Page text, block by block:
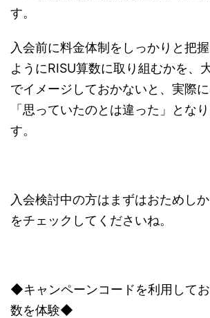
す。
入会前に料金体制をしっかりと把
ようにRISU算数に取り組むかを、
でイメージしておかないと、実際
「思っていたのとは違った」とな
す。
入会検討中の方はまずはおためし
をチェックしてくださいね。
◆キャンペーンコードを利用して
数を体験◆